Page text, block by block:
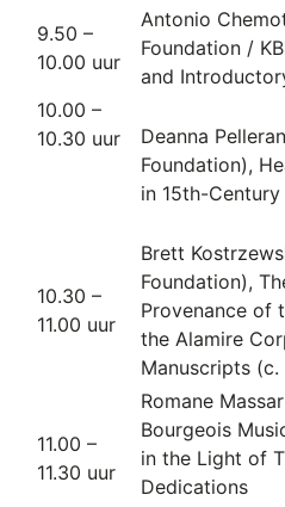
9.50 –
10.00 uur
Antonio
Foundation /
and
10.00 –
10.30 uur
Deanna
Foundation),
in 15th-
10.30 –
11.00 uur
Brett
Foundation),
Provenance of
the Alamire
Manuscripts (c.
11.00 –
11.30 uur
Romane
Bourgeois
in the Light of
Dedications